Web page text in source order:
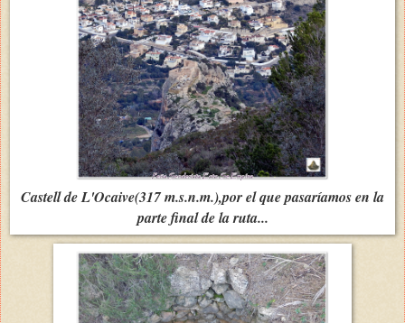
Castell de L'Ocaive(317 m.s.n.m.),por el que pasaríamos en la
parte final de la ruta...